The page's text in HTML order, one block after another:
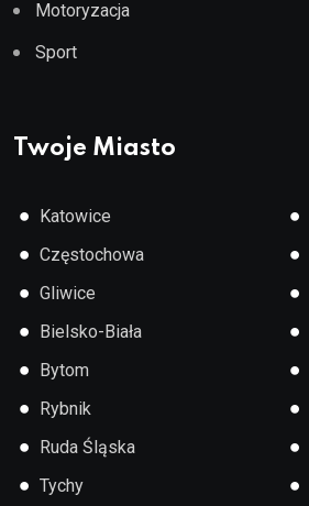
Motoryzacja
Sport
Twoje Miasto
● Katowice
● Częstochowa
● Gliwice
● Bielsko-Biała
● Bytom
● Rybnik
● Ruda Śląska
● Tychy
●
●
●
●
●
●
●
●